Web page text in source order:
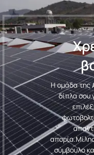
Η ομάδα της
δίπλα σου
απορία.
σύμβουλο